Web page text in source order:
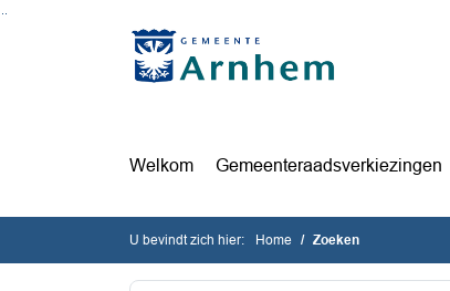
Ga naar de inhoud van deze pagina
Ga naar het zoeken
Ga naar het menu
Welkom Gemeenteraadsverkiezingen
U bevindt zich hier: Home Zoeken